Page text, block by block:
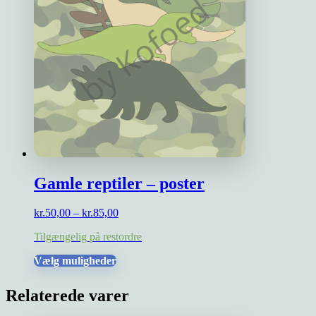
Gamle reptiler – poster
kr.50,00 – kr.85,00Prisinterval:
til
Tilgængelig på restordre
Vælg mulighederDette
flere
Relaterede varer